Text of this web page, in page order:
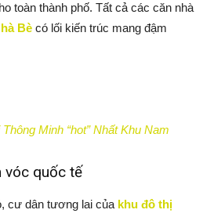
toàn thành phố. Tất cả các căn nhà
Bè có lối kiến trúc mang đậm
Minh “hot” Nhất Khu Nam
vóc quốc tế
cư dân tương lai của khu đô thị